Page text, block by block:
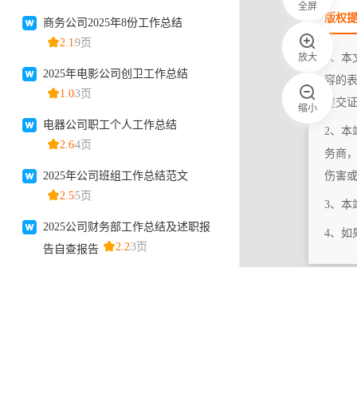
全屏
放大
缩小
版权
1、
容的
提交
2、本
务商
伤害
3、本
4、如